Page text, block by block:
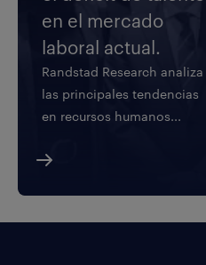
en el mercado
laboral actual.
Randstad Research analiza
las principales tendencias
en recursos humanos...